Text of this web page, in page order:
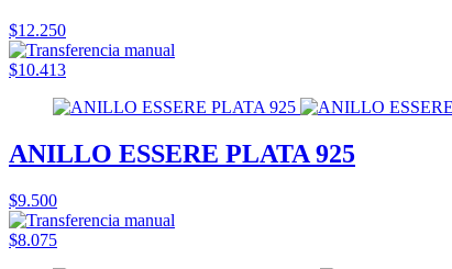
$12.250
$10.413
ANILLO ESSERE PLATA 925
$9.500
$8.075